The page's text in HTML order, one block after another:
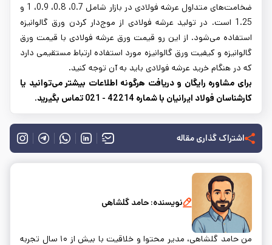
ضخامت‌های متداول عرشه فولادی در بازار شامل 0.7، 0.8، 0.9، 1 و
1.25 است. در تولید عرشه فولادی از موج‌دار کردن ورق گالوانیزه
استفاده می‌شود. از این رو قیمت ورق عرشه فولادی با قیمت ورق
گالوانیزه و کیفیت ورق گالوانیزه مورد استفاده ارتباط مستقیمی دارد
که در هنگام خرید عرشه فولادی باید به آن توجه کنید.
برای مشاوره رایگان و دریافت هرگونه اطلاعات بیشتر می‌توانید یا
کارشناسان فولاد ایرانیان با شماره 42214 - 021 تماس بگیرید.
اشتراک گذاری مقاله
نویسنده: حامد گلشاهی
من حامد گلشاهی، مدیر محتوا و خلاقیت با بیش از ۱۰ سال تجربه